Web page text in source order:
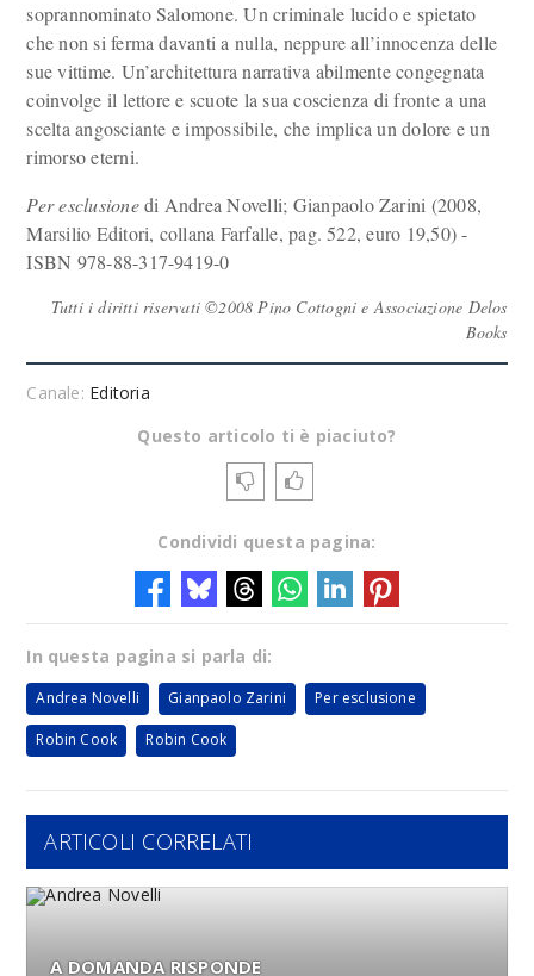
soprannominato Salomone. Un criminale lucido e spietato
che non si ferma davanti a nulla, neppure all’innocenza delle
sue vittime. Un’architettura narrativa abilmente congegnata
coinvolge il lettore e scuote la sua coscienza di fronte a una
scelta angosciante e impossibile, che implica un dolore e un
rimorso eterni.
Per esclusionedi Andrea Novelli; Gianpaolo Zarini (2008,
Marsilio Editori, collana Farfalle, pag. 522, euro 19,50) -
ISBN 978-88-317-9419-0
Tutti i diritti riservati ©2008 Pino Cottogni e Associazione Delos
Books
Canale: Editoria
Questo articolo ti è piaciuto?
Condividi questa pagina:
In questa pagina si parla di:
Andrea Novelli Gianpaolo Zarini Per esclusione
Robin Cook Robin Cook
ARTICOLI CORRELATI
A DOMANDA RISPONDE